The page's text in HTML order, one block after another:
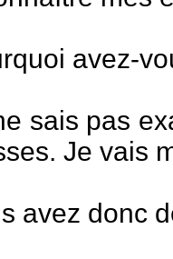
avez-
sais pas
Je vais
avez donc